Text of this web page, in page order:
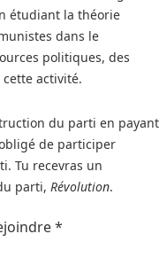
étudiant la théorie
dans le
politiques, des
activité.
du parti en payant
de participer
Tu recevras un
parti, Révolution.
*